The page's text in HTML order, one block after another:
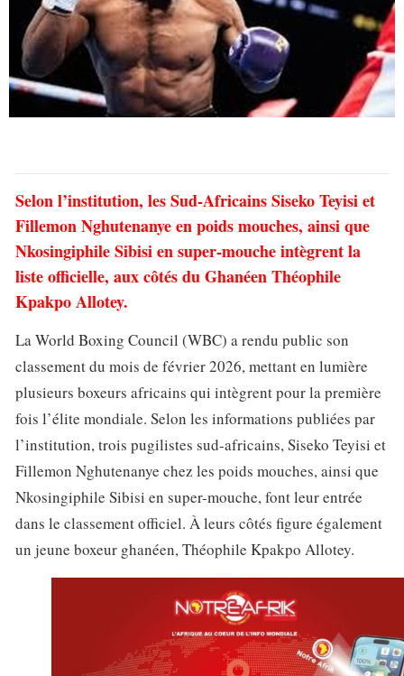
Selon l’institution, les Sud-Africains Siseko Teyisi et
Fillemon Nghutenanye en poids mouches, ainsi que
Nkosingiphile Sibisi en super-mouche intègrent la
liste officielle, aux côtés du Ghanéen Théophile
Kpakpo Allotey.
La World Boxing Council (WBC) a rendu public son
classement du mois de février 2026, mettant en lumière
plusieurs boxeurs africains qui intègrent pour la première
fois l’élite mondiale. Selon les informations publiées par
l’institution, trois pugilistes sud-africains, Siseko Teyisi et
Fillemon Nghutenanye chez les poids mouches, ainsi que
Nkosingiphile Sibisi en super-mouche, font leur entrée
dans le classement officiel. À leurs côtés figure également
un jeune boxeur ghanéen, Théophile Kpakpo Allotey.